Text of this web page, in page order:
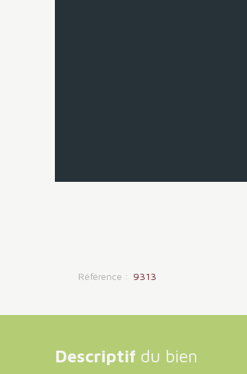
Référence : 9313
Descriptif du bien